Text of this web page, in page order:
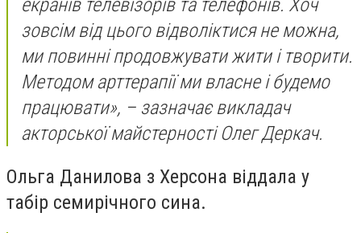
екранів телевізорів та телефонів. Хоч
зовсім від цього відволіктися не можна,
ми повинні продовжувати жити і творити.
Методом арттерапії ми власне і будемо
працювати», – зазначає викладач
акторської майстерності Олег Деркач.
Ольга Данилова з Херсона віддала у
табір семирічного сина.